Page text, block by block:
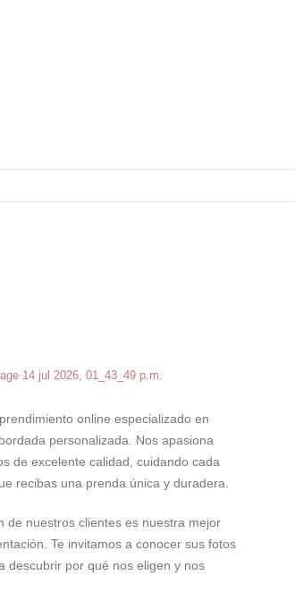
online especializado en
personalizada. Nos apasiona
de excelente calidad, cuidando cada
recibas una prenda única y duradera.
de nuestros clientes es nuestra mejor
Te invitamos a conocer sus fotos
descubrir por qué nos eligen y nos